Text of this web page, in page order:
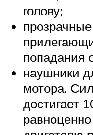
голову;
попадания
наушники
мотора.
достигает